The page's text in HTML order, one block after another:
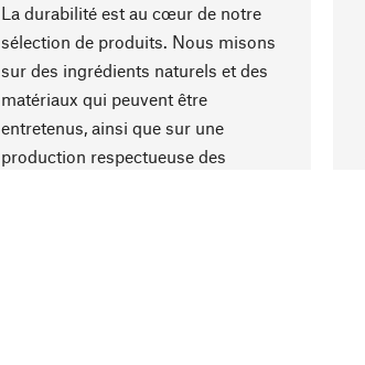
La durabilité est au cœur de notre
sélection de produits. Nous misons
sur des ingrédients naturels et des
matériaux qui peuvent être
entretenus, ainsi que sur une
production respectueuse des